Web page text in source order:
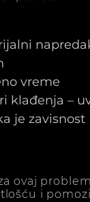
vreme
klađenja –
je zavisnost
ovaj
i